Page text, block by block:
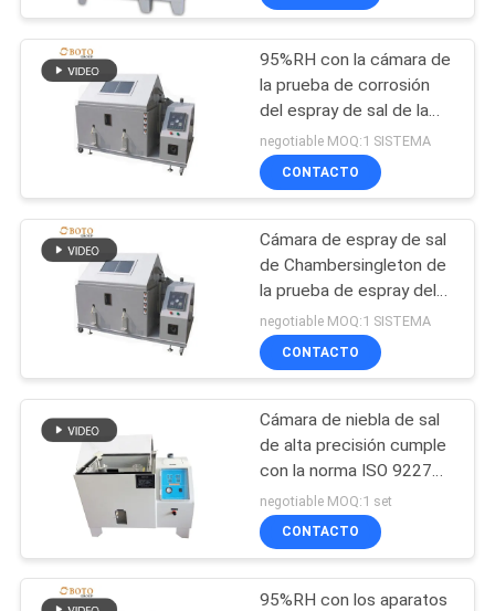
DEL
SITIO
POLÍTICA
PRIVACIDAD
Horno de mufla del
laboratorio
204
Cámara climática
de la prueba
60
máquina de prueba
extensible universal
m 48hours~1000hours
95%RH con la cámara de
la prueba de corrosión
del espray de sal de la
corrosión de la niebla de
la sal del tiempo de la
prueba de 0.3mm~0.8m
negotiable MOQ:1 SISTEMA
CONTACTO
Cámara de espray de sal
de Chambersingleton de
la prueba de espray del
equipo de prueba de
niebla salina
0.09m2~2.25m2 B117
negotiable MOQ:1 SISTEMA
CONTACTO
Cámara de niebla de sal
de alta precisión cumple
con la norma ISO 9227
para pruebas de
resistencia a la corrosión
negotiable MOQ:1 set
CONTACTO
95%RH con los aparatos